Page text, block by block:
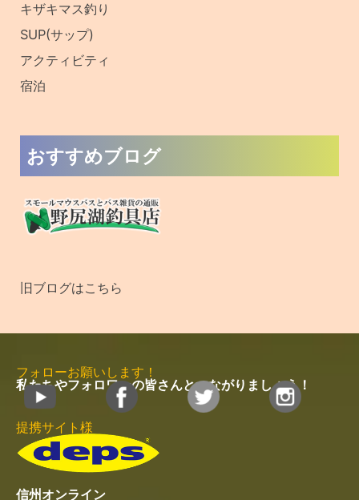
キザキマス釣り
SUP(サップ)
アクティビティ
宿泊
おすすめブログ
旧ブログはこちら
フォローお願いします！
私たちやフォロワーの皆さんとつながりましょう！
提携サイト様
信州オンライン